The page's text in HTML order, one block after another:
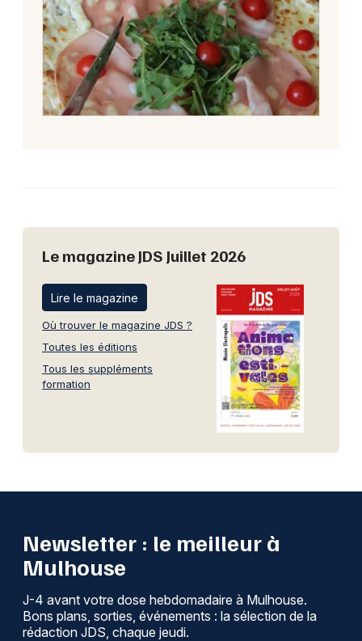
Le magazine JDS Juillet 2026
Lire le magazine
Où trouver le magazine JDS ?
Toutes les éditions
Tous les suppléments
formation
Newsletter : le meilleur à
Mulhouse
J-4 avant votre dose hebdomadaire à Mulhouse.
Bons plans, sorties, événements : la sélection de la
rédaction JDS, chaque jeudi.